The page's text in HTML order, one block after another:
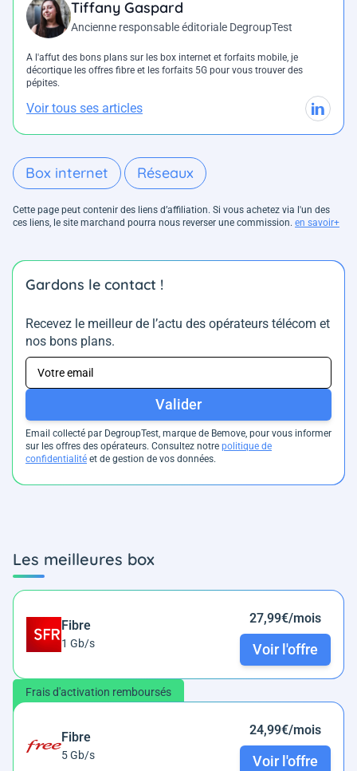
Tiffany Gaspard
Ancienne responsable éditoriale DegroupTest
A l'affut des bons plans sur les box internet et forfaits mobile, je
décortique les offres fibre et les forfaits 5G pour vous trouver des
pépites.
Voir tous ses articles
Box internet Réseaux
Cette page peut contenir des liens d’affiliation. Si vous achetez via l'un des
ces liens, le site marchand pourra nous reverser une commission. en savoir+
Gardons le contact !
Recevez le meilleur de l’actu des opérateurs télécom et
nos bons plans.
Valider
Email collecté par DegroupTest, marque de Bemove, pour vous informer
sur les offres des opérateurs. Consultez notre politique de
confidentialité et de gestion de vos données.
Les meilleures box
Fibre
1 Gb/s
27,99€/mois
Voir l'offre
Frais d'activation remboursés
Fibre
5 Gb/s
24,99€/mois
Voir l'offre